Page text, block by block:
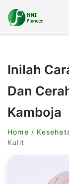
Inilah
Dan
Kamboja
Home /
Kulit